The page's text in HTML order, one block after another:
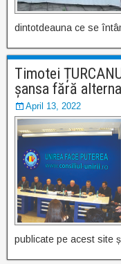
dintotdeauna ce se
Timotei
șansa fără
April 13, 2022
publicate pe acest site